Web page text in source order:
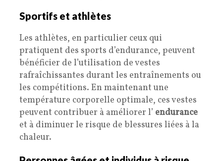
Sportifs et athlètes
Les athlètes, en particulier ceux qui
pratiquent des sports d’endurance, peuvent
bénéficier de l’utilisation de vestes
rafraîchissantes durant les entraînements ou
les compétitions. En maintenant une
température corporelle optimale, ces vestes
peuvent contribuer à améliorer l’ endurance
et à diminuer le risque de blessures liées à la
chaleur.